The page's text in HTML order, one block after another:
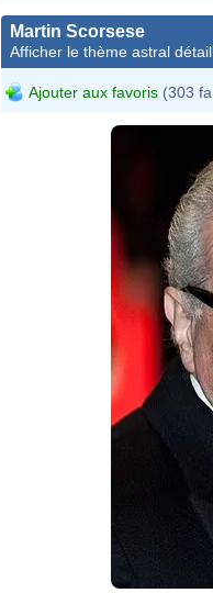
Martin Scorsese
Afficher le thème astral
Ajouter aux favoris (303